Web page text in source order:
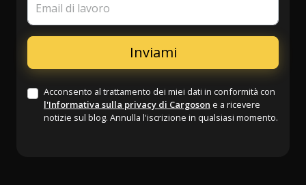
Email di lavoro
Acconsento al trattamento dei miei dati in conformità con
l'Informativa sulla privacy di Cargoson e a ricevere
notizie sul blog. Annulla l'iscrizione in qualsiasi momento.